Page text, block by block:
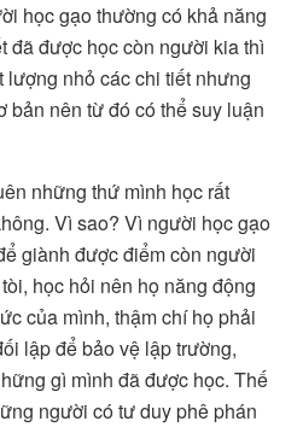
học gạo thường có khả năng
đã được học còn người kia thì
nhỏ các chi tiết nhưng
bản nên từ đó có thể suy luận
những thứ mình học rất
Vì sao? Vì người học gạo
giành được điểm còn người
học hỏi nên họ năng động
của mình, thậm chí họ phải
lập để bảo vệ lập trường,
gì mình đã được học. Thế
người có tư duy phê phán